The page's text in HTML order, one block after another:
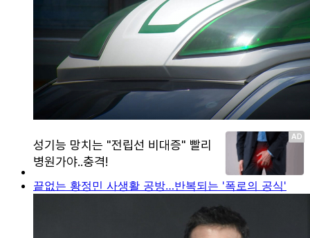
끝없는 황정민 사생활 공방…반복되는 '폭로의 공식'